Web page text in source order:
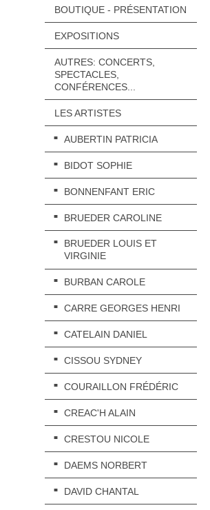
BOUTIQUE - PRÉSENTATION
EXPOSITIONS
AUTRES: CONCERTS,
SPECTACLES,
CONFÉRENCES...
LES ARTISTES
AUBERTIN PATRICIA
BIDOT SOPHIE
BONNENFANT ERIC
BRUEDER CAROLINE
BRUEDER LOUIS ET
VIRGINIE
BURBAN CAROLE
CARRE GEORGES HENRI
CATELAIN DANIEL
CISSOU SYDNEY
COURAILLON FRÉDÉRIC
CREAC'H ALAIN
CRESTOU NICOLE
DAEMS NORBERT
DAVID CHANTAL